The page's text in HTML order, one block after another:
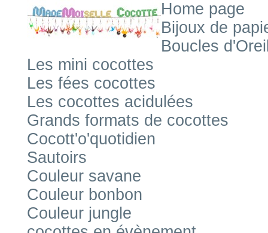
Home page
Bijoux de
Boucles
Les mini cocottes
Les fées cocottes
Les cocottes acidulées
Grands formats de cocottes
Cocott'o'quotidien
Sautoirs
Couleur savane
Couleur bonbon
Couleur jungle